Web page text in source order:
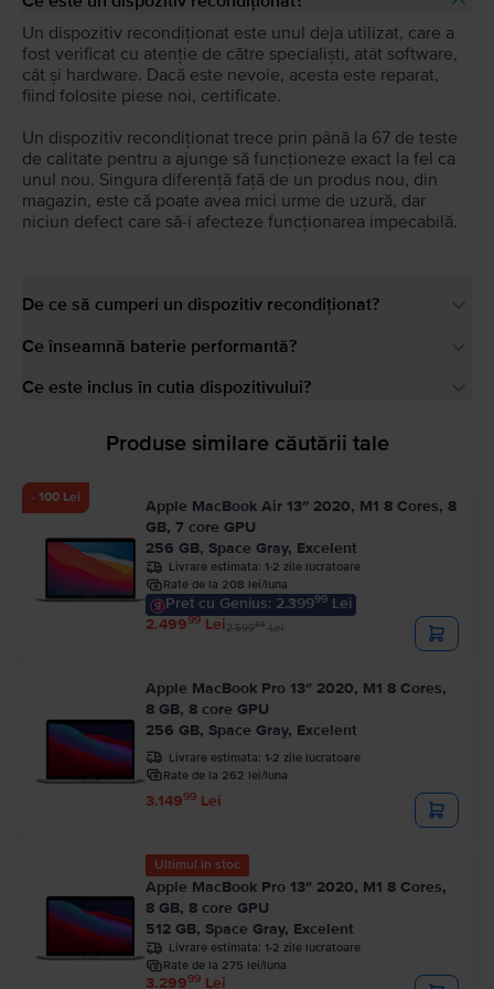
Un dispozitiv recondiționat este unul deja utilizat, care a
fost verificat cu atenție de către specialiști, atât software,
cât și hardware. Dacă este nevoie, acesta este reparat,
fiind folosite piese noi, certificate.
Un dispozitiv recondiționat trece prin până la 67 de teste
de calitate pentru a ajunge să funcționeze exact la fel ca
unul nou. Singura diferență față de un produs nou, din
magazin, este că poate avea mici urme de uzură, dar
niciun defect care să-i afecteze funcționarea impecabilă.
De ce să cumperi un dispozitiv recondiționat?
Ce înseamnă baterie performantă?
Ce este inclus în cutia dispozitivului?
Produse similare căutării tale
- 100 Lei
Apple MacBook Air 13″ 2020, M1 8 Cores, 8
GB, 7 core GPU
256 GB, Space Gray, Excelent
Livrare estimata: 1-2 zile lucratoare
Rate de la 208 lei/luna
Pret cu Genius: 2.39999 Lei
2.49999 Lei2.59999Lei
Apple MacBook Pro 13″ 2020, M1 8 Cores,
8 GB, 8 core GPU
256 GB, Space Gray, Excelent
Livrare estimata: 1-2 zile lucratoare
Rate de la 262 lei/luna
3.14999 Lei
Ultimul în stoc
Apple MacBook Pro 13″ 2020, M1 8 Cores,
8 GB, 8 core GPU
512 GB, Space Gray, Excelent
Livrare estimata: 1-2 zile lucratoare
Rate de la 275 lei/luna
3.29999 Lei